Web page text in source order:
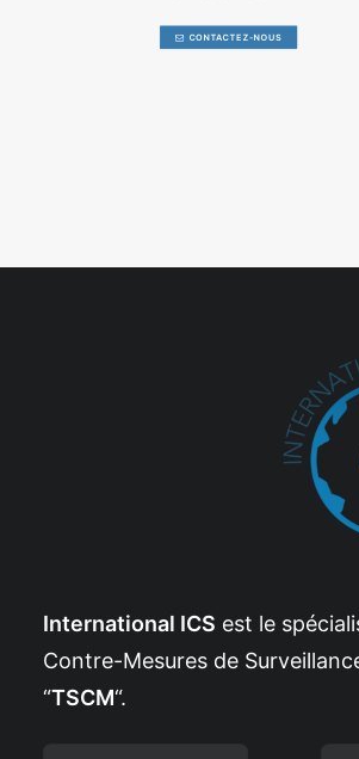
CONTACTEZ-NOUS
International ICS est le
Contre-Mesures de
“TSCM“.